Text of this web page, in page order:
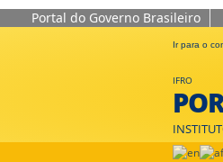
Portal do Governo Brasileiro
Ir para o
IFRO